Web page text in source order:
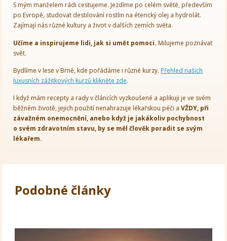
S mým manželem rádi cestujeme. Jezdíme po celém světě, především
po Evropě, studovat destilování rostlin na éterický olej a hydrolát.
Zajímají nás různé kultury a život v dalších zemích světa.
Učíme a inspirujeme lidi, jak si umět pomoci. Milujeme poznávat
svět.
Bydlíme v lese v Brně, kde pořádáme i různé kurzy. Přehled našich
luxusních zážitkových kurzů klikněte zde.
I když mám recepty a rady v článcích vyzkoušené a aplikuji je ve svém
běžném životě, jejich použití nenahrazuje lékařskou péči aVŽDY, při
závažném onemocnění, anebo když je jakákoliv pochybnost
o svém zdravotním stavu, by se měl člověk poradit se svým
lékařem.
Podobné články